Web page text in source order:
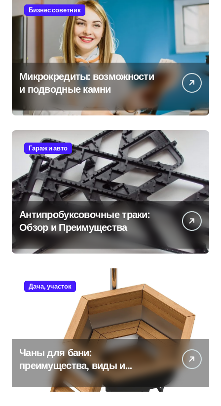
Бизнес советник
Микрокредиты: возможности
и подводные камни
Гараж и авто
Антипробуксовочные траки:
Обзор и Преимущества
Дача, участок
Чаны для бани:
преимущества, виды и
особенности использования